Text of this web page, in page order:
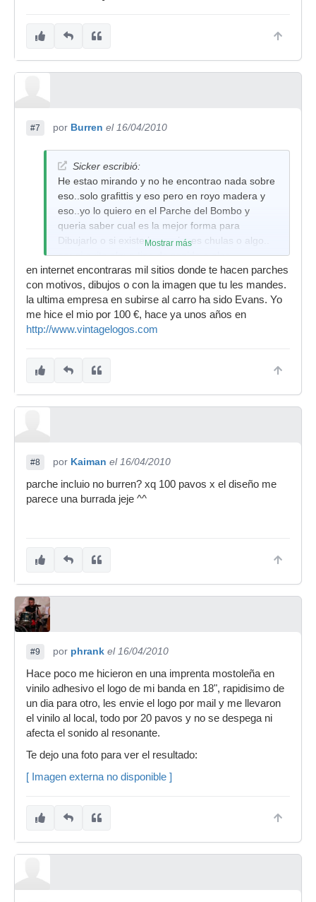
#7 por Burren el 16/04/2010
Sicker escribió:
He estao mirando y no he encontrao nada sobre
eso..solo grafittis y eso pero en royo madera y
eso..yo lo quiero en el Parche del Bombo y
queria saber cual es la mejor forma para
Dibujarlo o si existe impresiones chulas o algo..
por si quita algun tipo de sonido o algo.
Un Saludoooo!!!
Mostrar más
en internet encontraras mil sitios donde te hacen parches
con motivos, dibujos o con la imagen que tu les mandes.
la ultima empresa en subirse al carro ha sido Evans. Yo
me hice el mio por 100 €, hace ya unos años en
http://www.vintagelogos.com
#8 por Kaiman el 16/04/2010
parche incluio no burren? xq 100 pavos x el diseño me
parece una burrada jeje ^^
#9 por phrank el 16/04/2010
Hace poco me hicieron en una imprenta mostoleña en
vinilo adhesivo el logo de mi banda en 18", rapidisimo de
un dia para otro, les envie el logo por mail y me llevaron
el vinilo al local, todo por 20 pavos y no se despega ni
afecta el sonido al resonante.
Te dejo una foto para ver el resultado:
[ Imagen externa no disponible ]